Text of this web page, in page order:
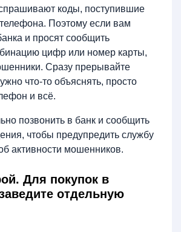
коды, поступившие
Поэтому если вам
и просят сообщить
цифр или номер карты,
Сразу прерывайте
что-то объяснять, просто
и всё.
позвонить в банк и сообщить
чтобы предупредить службу
активности мошенников.
Для покупок в
отдельную